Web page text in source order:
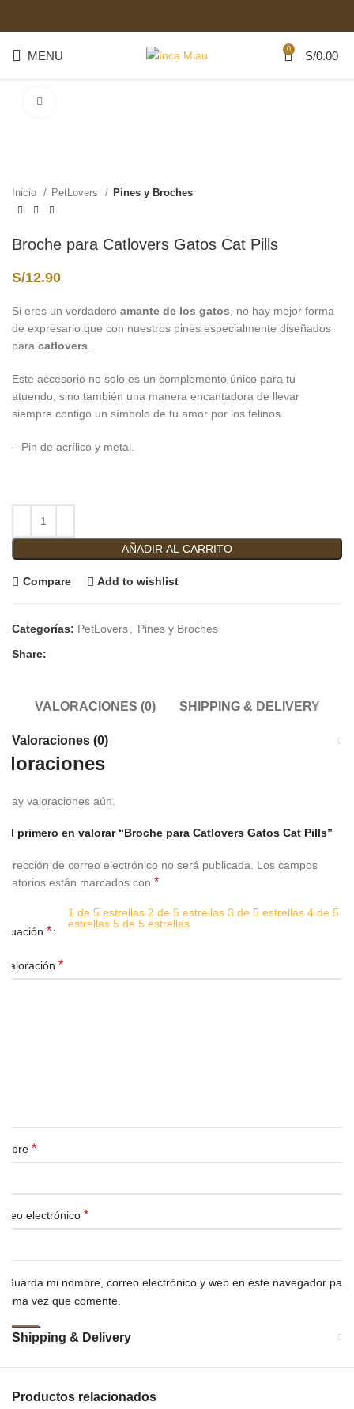
MENU 0 S/0.00
Inicio PetLovers Pines y Broches
Broche para Catlovers Gatos Cat Pills
S/12.90
Si eres un verdadero amante de los gatos , no hay mejor forma
de expresarlo que con nuestros pines especialmente diseñados
para catlovers
Este accesorio no solo es un complemento único para tu
atuendo, sino también una manera encantadora de llevar
siempre contigo un símbolo de tu amor por los felinos.
– Pin de acrílico y metal.
AÑADIR AL CARRITO
Compare Add to wishlist
Categorías: PetLovers
Pines y Broches
Share:
VALORACIONES (0) SHIPPING & DELIVERY
Valoraciones (0)
hay valoraciones aún.
el primero en valorar “Broche para Catlovers Gatos Cat Pills”
dirección de correo electrónico no será publicada.
Los campos
están marcados con *
*
1 de 5 estrellas 2 de 5 estrellas 3 de 5 estrellas 4 de 5
estrellas 5 de 5 estrellas
valoración *
*
electrónico *
Guarda mi nombre, correo electrónico y web en este navegador
vez que comente.
Shipping & Delivery
Productos relacionados
Start typing to see posts you are looking for.